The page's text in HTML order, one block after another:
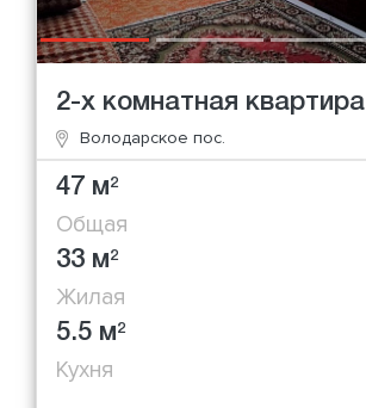
2-х комнатная квартира
Володарское пос.
47 м2
Общая
33 м2
Жилая
5.5 м2
Кухня